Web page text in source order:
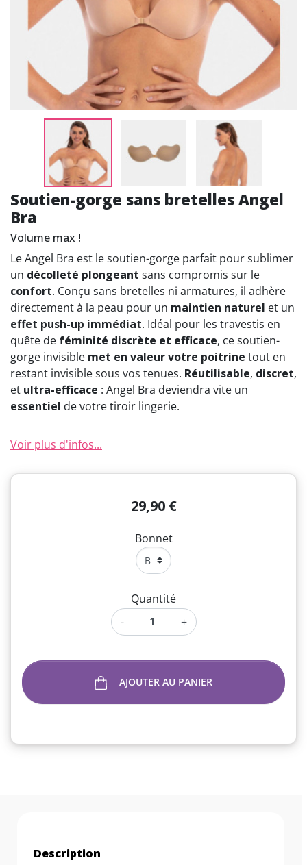
Soutien-gorge sans bretelles Angel
Bra
Volume max !
Le Angel Bra est le soutien-gorge parfait pour sublimer
un décolleté plongeant sans compromis sur le
confort. Conçu sans bretelles ni armatures, il adhère
directement à la peau pour un maintien naturel et un
effet push-up immédiat. Idéal pour les travestis en
quête de féminité discrète et efficace, ce soutien-
gorge invisible met en valeur votre poitrine tout en
restant invisible sous vos tenues. Réutilisable, discret,
et ultra-efficace : Angel Bra deviendra vite un
essentiel de votre tiroir lingerie.
Voir plus d'infos...
29,90 €
Bonnet
Quantité
-
+
AJOUTER AU PANIER
Description